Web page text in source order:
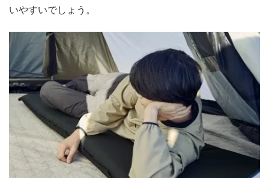
いやすいでしょう。